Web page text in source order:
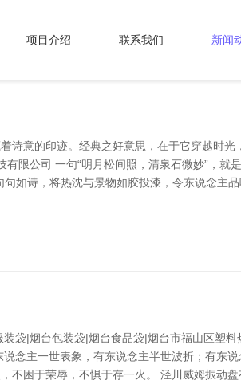
项目介绍 联系我们 新闻
诗意的印迹。经典之好意思，在于它穿越时
限公司 一句“明月松间照，清泉石微妙”，就
如诗，将热沈与景物如胶投漆，令东说念主
袋|烟台包装袋|烟台食品袋|烟台市福山区塑
念主一世表象，有东说念主半世波折；有东
不困于荣辱，不惧于存一火。 泾川威姆振动